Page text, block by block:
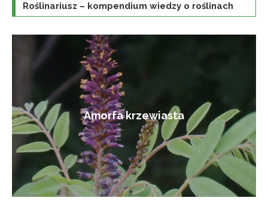
Roślinariusz – kompendium wiedzy o roślinach
Amorfa krzewiasta